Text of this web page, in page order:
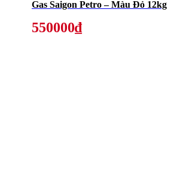
Gas Saigon Petro – Màu Đỏ 12kg
550000₫